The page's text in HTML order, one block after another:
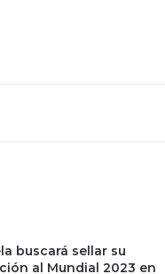
buscará sellar su
al Mundial 2023 en